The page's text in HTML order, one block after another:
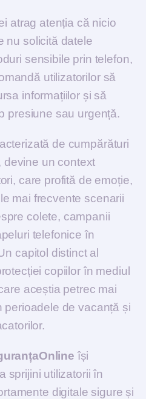
atrag atenția că nicio
nu solicită datele
sensibile prin telefon,
utilizatorilor să
informațiilor și să
presiune sau urgență.
de cumpărături
devine un context
care profită de emoție,
mai frecvente scenarii
colete, campanii
telefonice în
capitol distinct al
copiilor în mediul
aceștia petrec mai
perioadele de vacanță și
își
sprijini utilizatorii în
digitale sigure și